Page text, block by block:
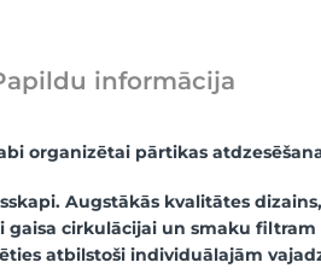
informācija
organizētai pārtikas
Augstākās kvalitātes
cirkulācijai un smaku filtram
atbilstoši individuālajām